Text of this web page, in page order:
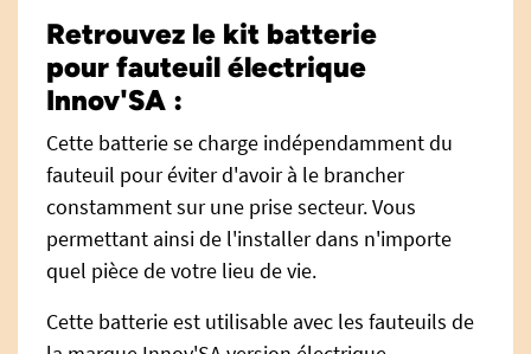
Retrouvez le kit batterie
pour fauteuil électrique
Innov'SA :
Cette batterie se charge indépendamment du
fauteuil pour éviter d'avoir à le brancher
constamment sur une prise secteur. Vous
permettant ainsi de l'installer dans n'importe
quel pièce de votre lieu de vie.
Cette batterie est utilisable avec les fauteuils de